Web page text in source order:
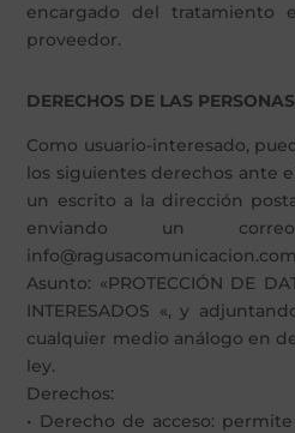
encargado del tratamiento
proveedor.
DERECHOS DE LAS
Como usuario-interesado,
los siguientes derechos ante
un escrito a la dirección
enviando un
Asunto: «PROTECCIÓN DE
INTERESADOS «, y
cualquier medio análogo en
ley.
Derechos:
• Derecho de acceso: